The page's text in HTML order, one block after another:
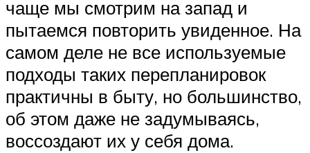
чаще мы смотрим на запад и
пытаемся повторить увиденное. На
самом деле не все используемые
подходы таких перепланировок
практичны в быту, но большинство,
об этом даже не задумываясь,
воссоздают их у себя дома.